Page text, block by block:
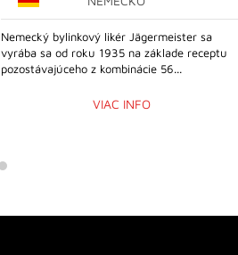
Nemecký bylinkový likér Jägermeister sa
vyrába sa od roku 1935 na základe receptu
pozostávajúceho z kombinácie 56...
VIAC INFO